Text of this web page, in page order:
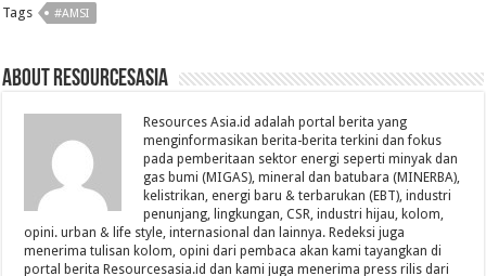
Tags #AMSI
About Resourcesasia
Resources Asia.id adalah portal berita yang
menginformasikan berita-berita terkini dan fokus
pada pemberitaan sektor energi seperti minyak dan
gas bumi (MIGAS), mineral dan batubara (MINERBA),
kelistrikan, energi baru & terbarukan (EBT), industri
penunjang, lingkungan, CSR, industri hijau, kolom,
opini. urban & life style, internasional dan lainnya. Redeksi juga
menerima tulisan kolom, opini dari pembaca akan kami tayangkan di
portal berita Resourcesasia.id dan kami juga menerima press rilis dari